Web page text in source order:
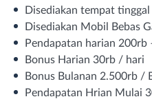
Disediakan tempat tinggal
Disediakan Mobil Bebas
Pendapatan harian 200rb
Bonus Harian 30rb / hari
Bonus Bulanan 2.500rb /
Pendapatan Hrian Mulai